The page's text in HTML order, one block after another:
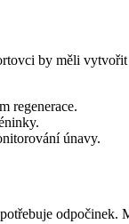
by měli
regenerace.
únavy.
odpočinek.